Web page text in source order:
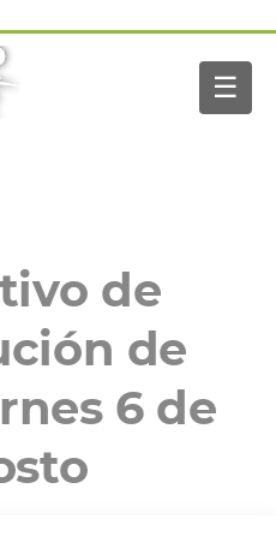
☰
de
de
6 de